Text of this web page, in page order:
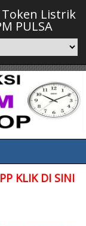
Token Listrik
PULSA
KLIK DI SINI